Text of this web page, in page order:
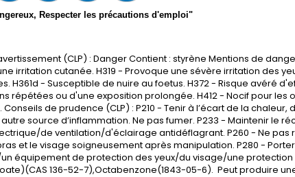
Respecter les précautions d'emploi"
(CLP) : Danger Contient : styrène Mentions de
irritation cutanée. H319 - Provoque une sévère irritation des
H361d - Susceptible de nuire au foetus. H372 - Risque avéré
répétées ou d'une exposition prolongée. H412 - Nocif pour
de prudence (CLP) : P210 - Tenir à l’écart de la
source d’inflammation. Ne pas fumer. P233 - Maintenir le
de ventilation/d'éclairage antidéflagrant. P260 - Ne pas
et le visage soigneusement après manipulation. P280 -
équipement de protection des yeux/du visage/une protection
136-52-7),Octabenzone(1843-05-6). Peut produire